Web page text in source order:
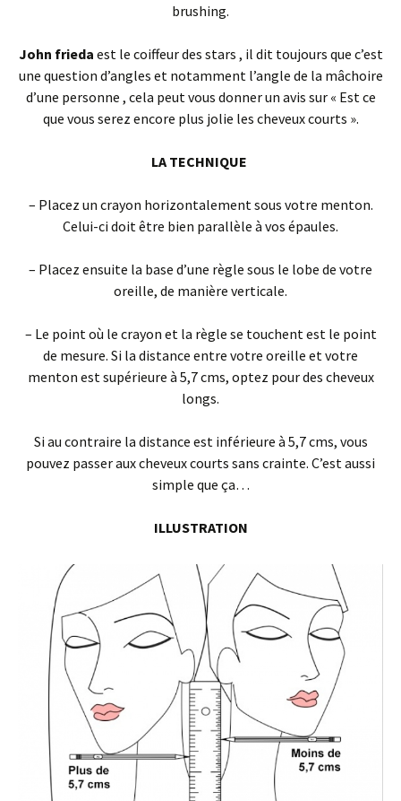
brushing.
John frieda est le coiffeur des stars , il dit toujours que c’est
une question d’angles et notamment l’angle de la mâchoire
d’une personne , cela peut vous donner un avis sur « Est ce
que vous serez encore plus jolie les cheveux courts ».
LA TECHNIQUE
– Placez un crayon horizontalement sous votre menton.
Celui-ci doit être bien parallèle à vos épaules.
– Placez ensuite la base d’une règle sous le lobe de votre
oreille, de manière verticale.
– Le point où le crayon et la règle se touchent est le point
de mesure. Si la distance entre votre oreille et votre
menton est supérieure à 5,7 cms, optez pour des cheveux
longs.
Si au contraire la distance est inférieure à 5,7 cms, vous
pouvez passer aux cheveux courts sans crainte. C’est aussi
simple que ça…
ILLUSTRATION